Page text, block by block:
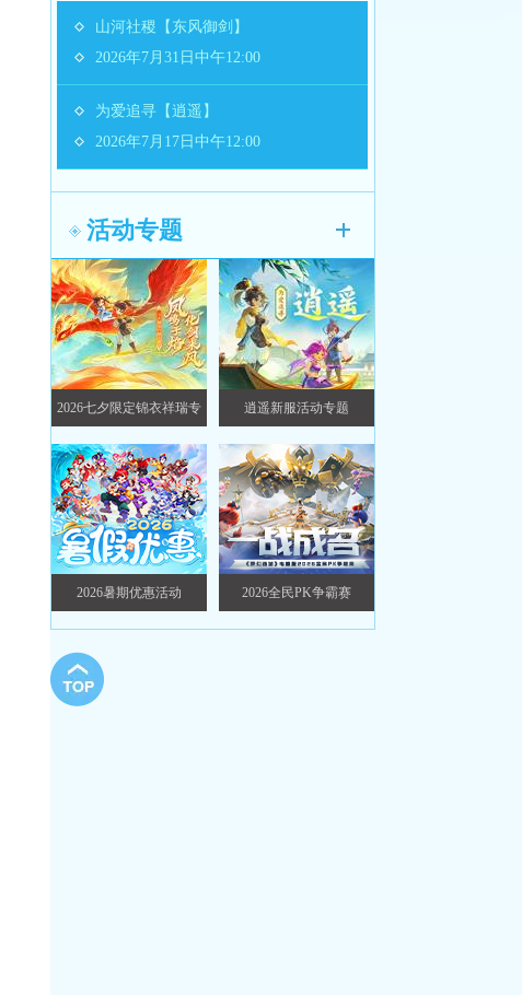
山河社稷【东风御剑】
2026年7月31日中午12:00
为爱追寻【逍遥】
2026年7月17日中午12:00
活动专题
2026七夕限定锦衣祥瑞专
题
逍遥新服活动专题
2026暑期优惠活动 2026全民PK争霸赛